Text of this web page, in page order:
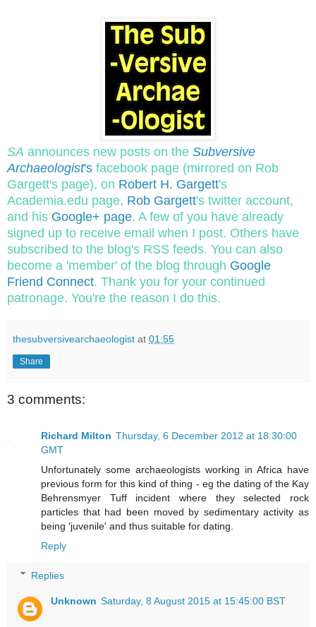
SA announces new posts on the Subversive
Archaeologist's facebook page (mirrored on Rob
Gargett's page), on Robert H. Gargett's
Academia.edu page, Rob Gargett's twitter account,
and his Google+ page. A few of you have already
signed up to receive email when I post. Others have
subscribed to the blog's RSS feeds. You can also
become a 'member' of the blog through Google
Friend Connect. Thank you for your continued
patronage. You're the reason I do this.
thesubversivearchaeologist at 01:55
Share
3 comments:
Richard Milton Thursday, 6 December 2012 at 18:30:00
GMT
Unfortunately some archaeologists working in Africa have
previous form for this kind of thing - eg the dating of the Kay
Behrensmyer Tuff incident where they selected rock
particles that had been moved by sedimentary activity as
being 'juvenile' and thus suitable for dating.
Reply
Replies
Unknown Saturday, 8 August 2015 at 15:45:00 BST